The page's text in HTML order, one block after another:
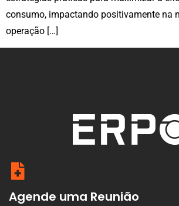
consumo, impactando positivamente na
operação […]
Agende uma Reunião